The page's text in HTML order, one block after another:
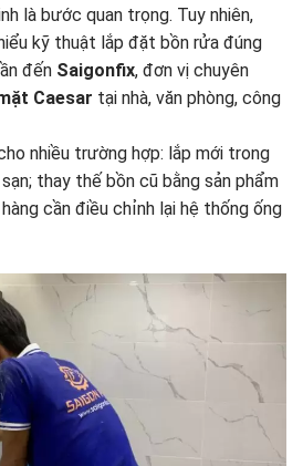
là bước quan trọng. Tuy nhiên,
kỹ thuật lắp đặt bồn rửa đúng
đến Saigonfix, đơn vị chuyên
Caesar tại nhà, văn phòng, công
nhiều trường hợp: lắp mới trong
thay thế bồn cũ bằng sản phẩm
cần điều chỉnh lại hệ thống ống